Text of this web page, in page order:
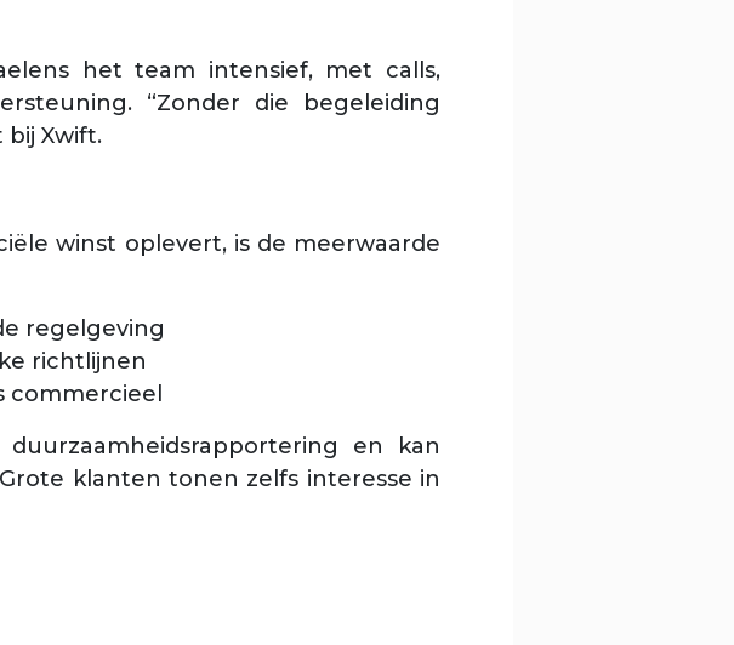
het team intensief, met calls,
“Zonder die begeleiding
Xwift.
winst oplevert, is de meerwaarde
regelgeving
richtlijnen
commercieel
en kan
klanten tonen zelfs interesse in